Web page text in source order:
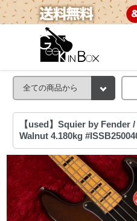
【used】Squier by Fender
Walnut 4.180kg